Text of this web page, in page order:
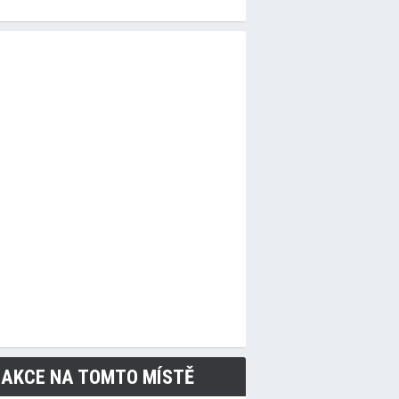
NA TOMTO MÍSTĚ